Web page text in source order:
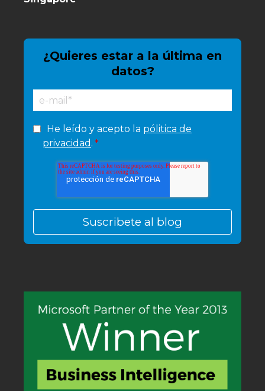
¿Quieres estar a la última en
datos?
He leído y acepto la pólitica de
privacidad . *